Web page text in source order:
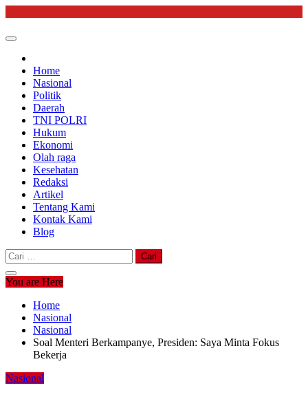
content
Home
Nasional
Politik
Daerah
TNI POLRI
Hukum
Ekonomi
Olah raga
Kesehatan
Redaksi
Artikel
Tentang Kami
Kontak Kami
Blog
Cari
untuk:
You are Here
Home
Nasional
Nasional
Soal Menteri Berkampanye, Presiden: Saya Minta Fokus
Bekerja
Nasional